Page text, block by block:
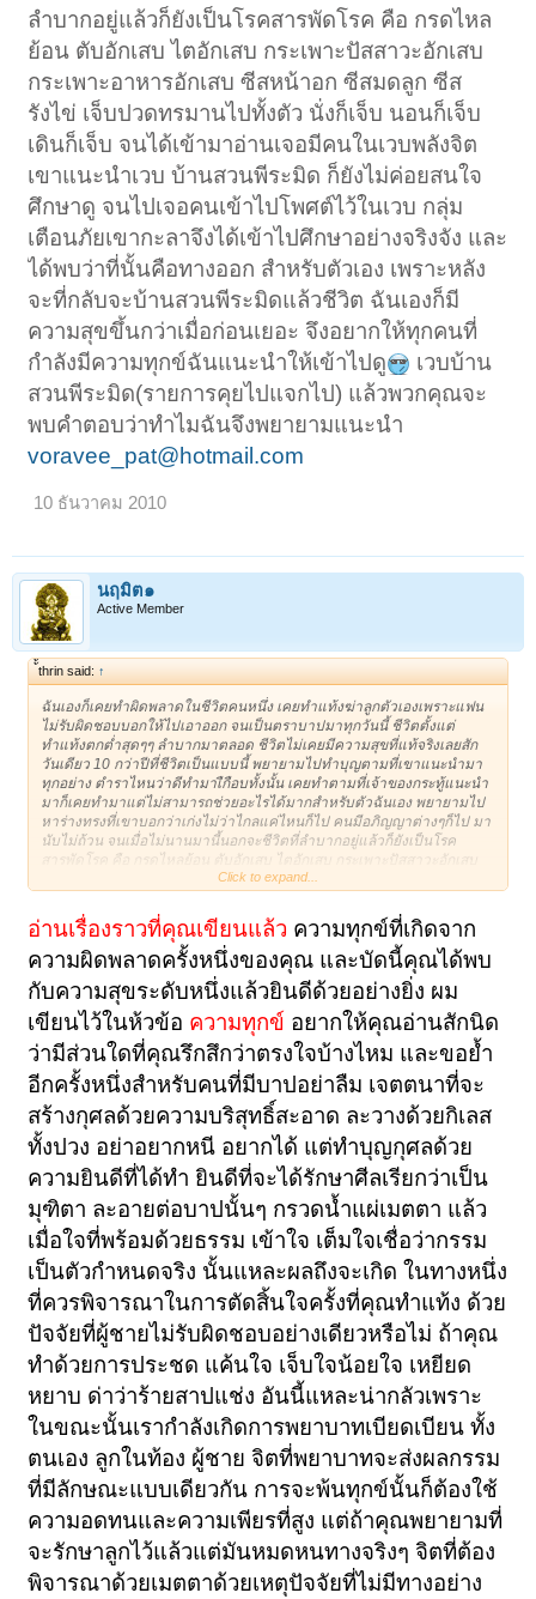
ลำบากอยู่แล้วก็ยังเป็นโรคสารพัดโรค คือ กรดไหล
ย้อน ตับอักเสบ ไตอักเสบ กระเพาะปัสสาวะอักเสบ
กระเพาะอาหารอักเสบ ซีสหน้าอก ซีสมดลูก ซีส
รังไข่ เจ็บปวดทรมานไปทั้งตัว นั่งก็เจ็บ นอนก็เจ็บ
เดินก็เจ็บ จนได้เข้ามาอ่านเจอมีคนในเวบพลังจิต
เขาแนะนำเวบ บ้านสวนพีระมิด ก็ยังไม่ค่อยสนใจ
ศึกษาดู จนไปเจอคนเข้าไปโพศต์ไว้ในเวบ กลุ่ม
เตือนภัยเขากะลาจึงได้เข้าไปศึกษาอย่างจริงจัง และ
ได้พบว่าที่นั้นคือทางออก สำหรับตัวเอง เพราะหลัง
จะที่กลับจะบ้านสวนพีระมิดแล้วชีวิต ฉันเองก็มี
ความสุขขึ้นกว่าเมื่อก่อนเยอะ จึงอยากให้ทุกคนที่
กำลังมีความทุกข์ฉันแนะนำให้เข้าไปดู
เวบบ้าน
สวนพีระมิด(รายการคุยไปแจกไป) แล้วพวกคุณจะ
พบคำตอบว่าทำไมฉันจึงพยายามแนะนำ
voravee_pat@hotmail.com
10 ธันวาคม 2010
นฤมิต๑
Active Member
้้thrin said: ↑
ฉันเองก็เคยทำผิดพลาดในชีวิตคนหนึ่ง เคยทำแท้งฆ่าลูกตัวเองเพราะแฟน
ไม่รับผิดชอบบอกให้ไปเอาออก จนเป็นตราบาปมาทุกวันนี้ ชีวิตตั้งแต่
ทำแท้งตกต่ำสุดๆๆ ลำบากมาตลอด ชีวิตไม่เคยมีความสุขที่แท้จริงเลยสัก
วันเดียว 10 กว่าปีที่ชีวิตเป็นแบบนี้ พยายามไปทำบุญตามที่เขาแนะนำมา
ทุกอย่าง ตำราไหนว่าดีทำมาเืกือบทั้งนั้น เคยทำตามที่เจ้าของกระทู้แนะนำ
มาก็เคยทำมาแต่ไม่สามารถช่วยอะไรได้มากสำหรับตัวฉันเอง พยายามไป
หาร่างทรงที่เขาบอกว่าเก่งไม่ว่าไกลแค่ไหนก็ไป คนมีอภิญญาต่างๆก็ไป มา
นับไม่ถ้วน จนเมื่อไม่นานมานี้นอกจะชีวิตที่ลำบากอยู่แล้วก็ยังเป็นโรค
สารพัดโรค คือ กรดไหลย้อน ตับอักเสบ ไตอักเสบ กระเพาะปัสสาวะอักเสบ
กระเพาะอาหารอักเสบ ซีสหน้าอก ซีสมดลูก ซีสรังไข่ เจ็บปวดทรมานไปทั้ง
เขาแนะนำเวบ บ้านสวนพีระมิด ก็ยังไม่ค่อยสนใจศึกษาดู จนไปเจอคน
เข้าไปโพศต์ไว้ในเวบ กลุ่มเตือนภัยเขากะลาจึงได้เข้าไปศึกษาอย่างจริงจัง
และได้พบว่าที่นั้นคือทางออก สำหรับตัวเอง เพราะหลังจะที่กลับจะบ้านสวน
พีระมิดแล้วชีวิต ฉันเองก็มีความสุขขึ้นกว่าเมื่อก่อนเยอะ จึงอยากให้ทุกคนที่
กำลังมีความทุกข์ฉันแนะนำให้เข้าไปดู
เวบบ้านสวนพีระมิด(รายการคุย
ไปแจกไป) แล้วพวกคุณจะพบคำตอบว่าทำไมฉันจึงพยายามแนะนำ
voravee_pat@hotmail.com
Click to expand...
อ่านเรื่องราวที่คุณเขียนแล้ว ความทุกข์ที่เกิดจาก
ความผิดพลาดครั้งหนึ่งของคุณ และบัดนี้คุณได้พบ
กับความสุขระดับหนึ่งแล้วยินดีด้วยอย่างยิ่ง ผม
เขียนไว้ในห้วข้อ ความทุกข์ อยากให้คุณอ่านสักนิด
ว่ามีส่วนใดที่คุณรึกสึกว่าตรงใจบ้างไหม และขอย้ำ
อีกครั้งหนึ่งสำหรับคนที่มีบาปอย่าลืม เจตตนาที่จะ
สร้างกุศลด้วยความบริสุทธิ์สะอาด ละวางด้วยกิเลส
ทั้งปวง อย่าอยากหนี อยากได้ แต่ทำบุญกุศลด้วย
ความยินดีที่ได้ทำ ยินดีที่จะได้รักษาศีลเรียกว่าเป็น
มุฑิตา ละอายต่อบาปนั้นๆ กรวดน้ำแผ่เมตตา แล้ว
เมื่อใจที่พร้อมด้วยธรรม เข้าใจ เต็มใจเชื่อว่ากรรม
เป็นตัวกำหนดจริง นั้นแหละผลถึงจะเกิด ในทางหนึ่ง
ที่ควรพิจารณาในการตัดสิ้นใจครั้งที่คุณทำแท้ง ด้วย
ปัจจัยที่ผู้ชายไม่รับผิดชอบอย่างเดียวหรือไม่ ถ้าคุณ
ทำด้วยการประชด แค้นใจ เจ็บใจน้อยใจ เหยียด
หยาบ ด่าว่าร้ายสาปแช่ง อันนี้แหละน่ากลัวเพราะ
ในขณะนั้นเรากำลังเกิดการพยาบาทเบียดเบียน ทั้ง
ตนเอง ลูกในท้อง ผู้ชาย จิตที่พยาบาทจะส่งผลกรรม
ที่มีลักษณะแบบเดียวกัน การจะพ้นทุกข์นั้นก็ต้องใช้
ความอดทนและความเพียรที่สูง แต่ถ้าคุณพยายามที่
จะรักษาลูกไว้แล้วแต่มันหมดหนทางจริงๆ จิตที่ต้อง
พิจารณาด้วยเมตตาด้วยเหตุปัจจัยที่ไม่มีทางอย่าง